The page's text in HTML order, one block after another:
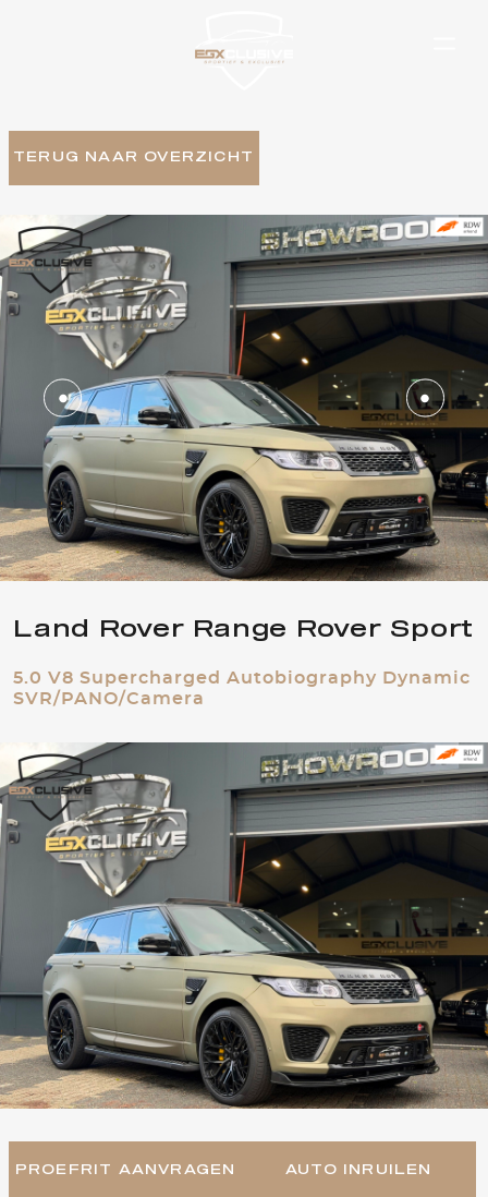
TERUG NAAR OVERZICHT
Land Rover Range Rover Sport
5.0 V8 Supercharged Autobiography Dynamic
SVR/PANO/Camera
PROEFRIT AANVRAGEN AUTO INRUILEN